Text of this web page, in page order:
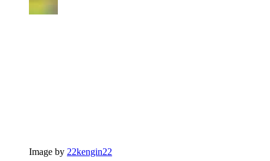
Image by 22kengin22